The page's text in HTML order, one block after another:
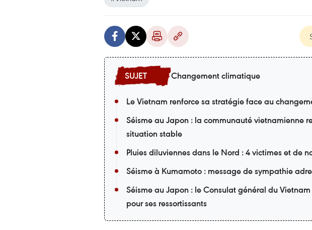
Changement climatique
Le Vietnam renforce sa stratégie face au
Séisme au Japon : la communauté vietnamienne
situation stable
Pluies diluviennes dans le Nord : 4 victimes et de
Séisme à Kumamoto : message de sympathie
Séisme au Japon : le Consulat général du
pour ses ressortissants